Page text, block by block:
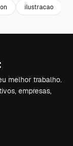
ilustracao
melhor trabalho.
empresas,